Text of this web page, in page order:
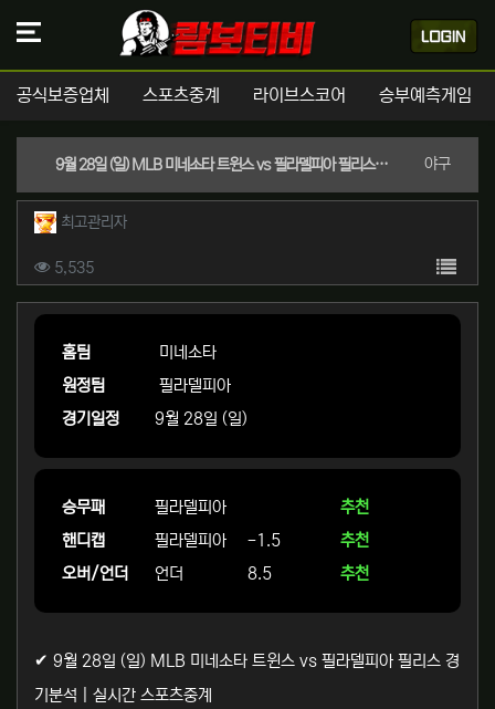
공식보증업체 스포츠중계 라이브스코어 승부예측게임
9월 28일 (일) MLB 미네소타 트윈스 vs 필라델피아 필리스 경기분석 | 실시간 스포츠중계 야구분류
작성자 정보
최고관리자작성
컨텐츠 정보
5,535조회 목록
본문
홈팀
미네소타
원정팀
필라델피아
경기일정
9월 28일 (일)
승무패 필라델피아
추천
핸디캡
필라델피아 -1.5
추천
오버/언더
언더 8.5 추천
✔ 9월 28일 (일) MLB 미네소타 트윈스 vs 필라델피아 필리스 경
기분석 | 실시간 스포츠중계